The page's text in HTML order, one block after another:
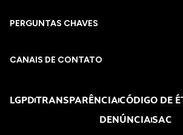
PERGUNTAS CHAVES​
CANAIS DE CONTATO
LGPDTRANSPARÊNCIACÓDIGO DE
DENÚNCIASAC